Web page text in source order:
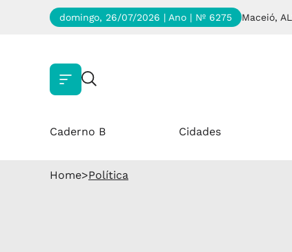
domingo, 26/07/2026 | Ano | Nº 6275 Maceió, AL
Caderno B Cidades
Home>Política